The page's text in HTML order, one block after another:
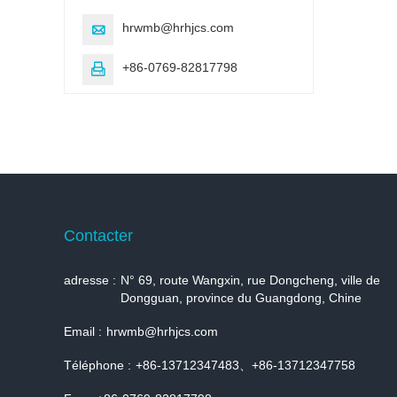
 hrwmb@hrhjcs.com
 +86-0769-82817798
Contacter
adresse : N° 69, route Wangxin, rue Dongcheng, ville de
Dongguan, province du Guangdong, Chine
Email : hrwmb@hrhjcs.com
Téléphone : +86-13712347483、+86-13712347758